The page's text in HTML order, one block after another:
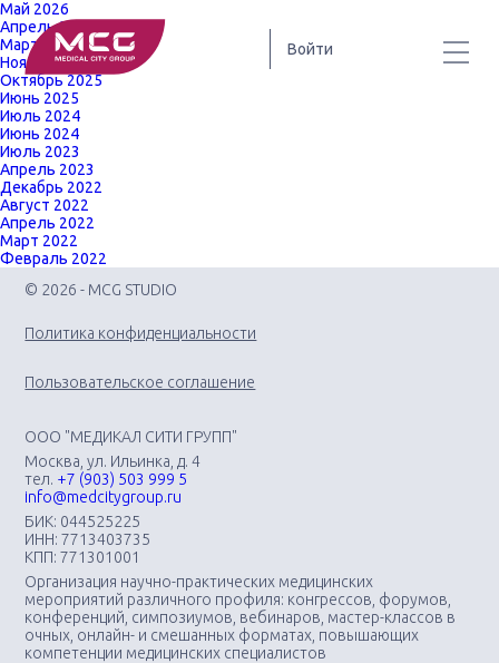
Войти
Май 2026
Апрель 2026
Март 2026
Ноябрь 2025
Октябрь 2025
Июнь 2025
Июль 2024
Июнь 2024
Июль 2023
Апрель 2023
Декабрь 2022
Август 2022
Апрель 2022
Март 2022
Февраль 2022
© 2026 - MCG STUDIO
Политика конфиденциальности
Пользовательское соглашение
ООО "МЕДИКАЛ СИТИ ГРУПП"
Москва, ул. Ильинка, д. 4
тел. +7 (903) 503 999 5
info@medcitygroup.ru
БИК: 044525225
ИНН: 7713403735
КПП: 771301001
Организация научно-практических медицинских
мероприятий различного профиля: конгрессов, форумов,
конференций, симпозиумов, вебинаров, мастер-классов в
очных, онлайн- и смешанных форматах, повышающих
компетенции медицинских специалистов